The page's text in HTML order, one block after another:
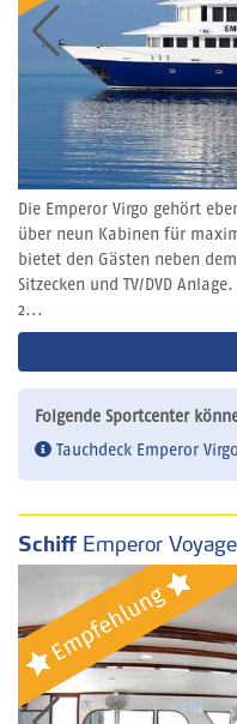
Die Emperor Virgo gehört
über neun Kabinen für
bietet den Gästen neben
Sitzecken und TV/DVD
2...
Folgende Sportcenter
Tauchdeck Emperor Virgo
Schiff Emperor